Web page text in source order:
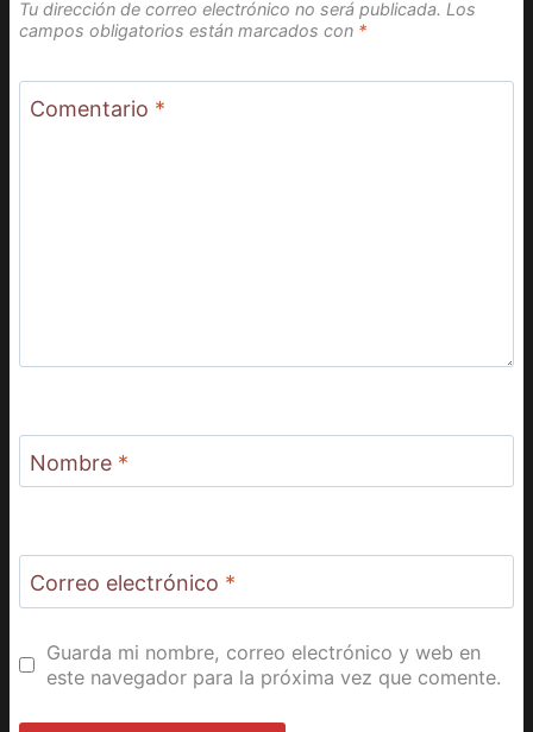
Tu dirección de correo electrónico no será publicada. Los
campos obligatorios están marcados con *
Comentario *
Nombre *
Correo electrónico *
Guarda mi nombre, correo electrónico y web en
este navegador para la próxima vez que comente.